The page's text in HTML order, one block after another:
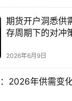
期货开户洞悉供
存周期下的对冲
2026年6月9日
2026年供需变